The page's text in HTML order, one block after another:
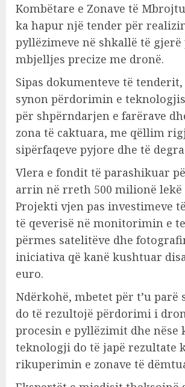
Kombëtare e Zonave të
ka hapur një tender për
pyllëzimeve në shkallë të gjerë
mbjelljes precize me dronë.
Sipas dokumenteve të
synon përdorimin e
për shpërndarjen e farërave
zona të caktuara, me qëllim
sipërfaqeve pyjore dhe të
Vlera e fondit të parashikuar
arrin në rreth 500 milionë lekë
Projekti vjen pas investimeve
të qeverisë në monitorimin e
përmes satelitëve dhe
iniciativa që kanë kushtuar
euro.
Ndërkohë, mbetet për t’u parë
do të rezultojë përdorimi i
procesin e pyllëzimit dhe nëse
teknologji do të japë rezultate
rikuperimin e zonave të